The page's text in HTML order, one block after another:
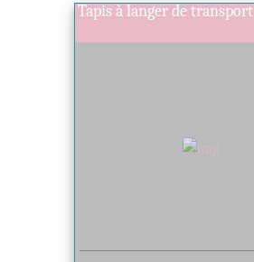
Tapis à langer de transport